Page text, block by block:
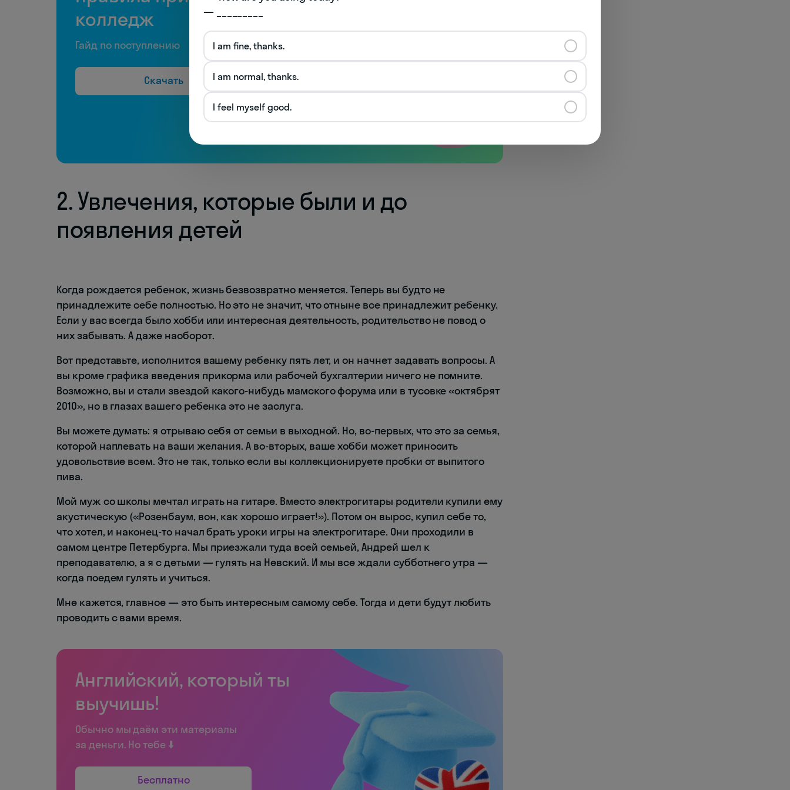
колледж
Гайд по поступлению
Скачать
2. Увлечения, которые были и до
появления детей
Когда рождается ребенок, жизнь безвозвратно меняется. Теперь вы будто не
принадлежите себе полностью. Но это не значит, что отныне все принадлежит ребенку.
Если у вас всегда было хобби или интересная деятельность, родительство не повод о
них забывать. А даже наоборот.
Вот представьте, исполнится вашему ребенку пять лет, и он начнет задавать вопросы. А
вы кроме графика введения прикорма или рабочей бухгалтерии ничего не помните.
Возможно, вы и стали звездой какого-нибудь мамского форума или в тусовке «октябрят
2010», но в глазах вашего ребенка это не заслуга.
Вы можете думать: я отрываю себя от семьи в выходной. Но, во-первых, что это за семья,
которой наплевать на ваши желания. А во-вторых, ваше хобби может приносить
удовольствие всем. Это не так, только если вы коллекционируете пробки от выпитого
пива.
Мой муж со школы мечтал играть на гитаре. Вместо электрогитары родители купили ему
акустическую («Розенбаум, вон, как хорошо играет!»). Потом он вырос, купил себе то,
что хотел, и наконец-то начал брать уроки игры на электрогитаре. Они проходили в
самом центре Петербурга. Мы приезжали туда всей семьей, Андрей шел к
преподавателю, а я с детьми — гулять на Невский. И мы все ждали субботнего утра —
когда поедем гулять и учиться.
Мне кажется, главное — это быть интересным самому себе. Тогда и дети будут любить
проводить с вами время.
Английский, который ты
выучишь!
Обычно мы даём эти материалы
за деньги. Но тебе ⬇️
Бесплатно
— _________
I am fine, thanks.
I am normal, thanks.
I feel myself good.